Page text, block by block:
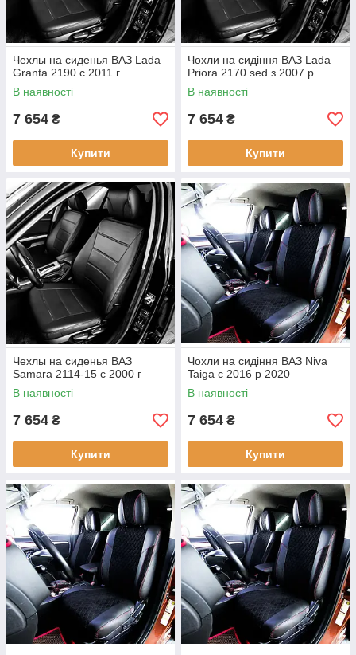
Чехлы на сиденья ВАЗ Lada
Granta 2190 c 2011 г
В наявності
7 654 ₴
Купити
Чохли на сидіння ВАЗ Lada
Priora 2170 sed з 2007 р
В наявності
7 654 ₴
Купити
Чехлы на сиденья ВАЗ
Samara 2114-15 с 2000 г
В наявності
7 654 ₴
Купити
Чохли на сидіння ВАЗ Niva
Taiga c 2016 р 2020
В наявності
7 654 ₴
Купити